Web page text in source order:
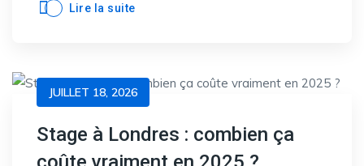
Lire la suite
JUILLET 18, 2026
Stage à Londres : combien ça